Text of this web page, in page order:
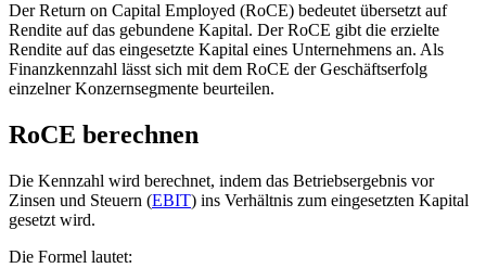
Der Return on Capital Employed (RoCE) bedeutet übersetzt auf
Rendite auf das gebundene Kapital. Der RoCE gibt die erzielte
Rendite auf das eingesetzte Kapital eines Unternehmens an. Als
Finanzkennzahl lässt sich mit dem RoCE der Geschäftserfolg
einzelner Konzernsegmente beurteilen.
RoCE berechnen
Die Kennzahl wird berechnet, indem das Betriebsergebnis vor
Zinsen und Steuern (EBIT) ins Verhältnis zum eingesetzten Kapital
gesetzt wird.
Die Formel lautet: